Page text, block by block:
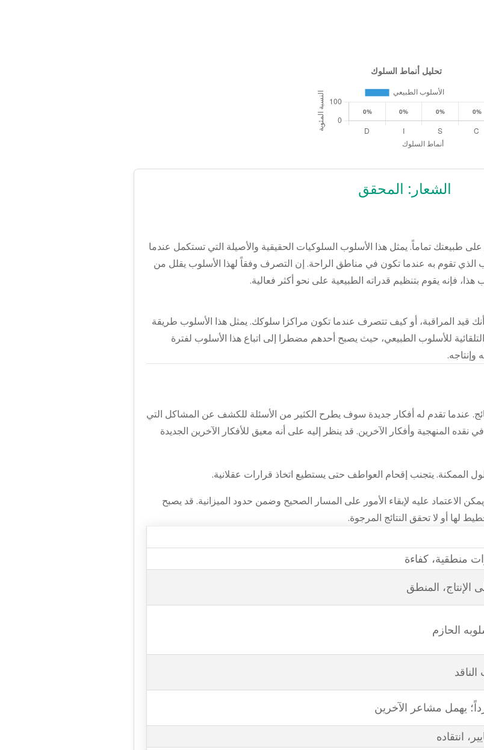
الشعار: المحقق
طبيعتك تماماً. يمثل هذا الأسلوب السلوكيات الحقيقية والأصيلة التي تستكمل عندما
تقوم به عندما تكون في مناطق الراحة. إن التصرف وفقاً لهذا الأسلوب يقلل من
فإنه يقوم بتنظيم قدراته الطبيعية على نحو أكثر فعالية.
قيد المراقبة، أو كيف تتصرف عندما تكون مراكزا سلوكك. يمثل هذا الأسلوب طريقة
للأسلوب الطبيعي، حيث يصبح أحدهم مضطرا إلى اتباع هذا الأسلوب لفترة
وإنتاجه.
عندما تقدم له أفكار جديدة سوف يطرح الكثير من الأسئلة للكشف عن المشاكل التي
نقده المنهجية وأفكار الآخرين. قد ينظر إليه على أنه معيق للأفكار الآخرين الجديدة
الممكنة. يتجنب إقحام العواطف حتى يستطيع اتخاذ قرارات عقلانية.
الاعتماد عليه لإبقاء الأمور على المسار الصحيح وضمن حدود الميزانية. قد يصبح
لها أو لا تحقق النتائج المرجوة.
منطقية، كفاءة
الإنتاج، المنطق
الحازم
يهمل مشاعر الآخرين
انتقاده